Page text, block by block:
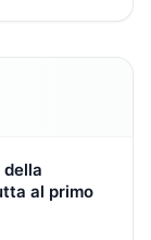
al primo